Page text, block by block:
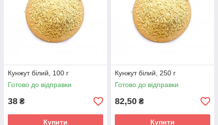
Кунжут білий, 100 г
Готово до відправки
38 ₴
Купити
Кунжут білий, 250 г
Готово до відправки
82,50 ₴
Купити